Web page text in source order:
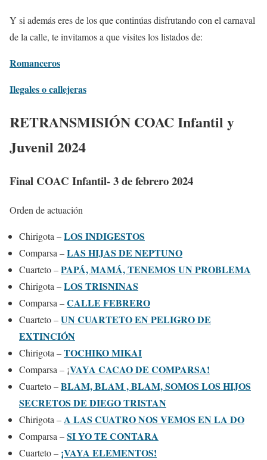
Y si además eres de los que continúas disfrutando con el carnaval
de la calle, te invitamos a que visites los listados de:
Romanceros
Ilegales o callejeras
RETRANSMISIÓN COAC Infantil y
Juvenil 2024
Final COAC Infantil- 3 de febrero 2024
Orden de actuación
Chirigota –LOS INDIGESTOS
Comparsa –LAS HIJAS DE NEPTUNO
Cuarteto –PAPÁ, MAMÁ, TENEMOS UN PROBLEMA
Chirigota –LOS TRISNINAS
Comparsa –CALLE FEBRERO
Cuarteto –UN CUARTETO EN PELIGRO DE
EXTINCIÓN
Chirigota –TOCHIKO MIKAI
Comparsa – ¡VAYA CACAO DE COMPARSA!
Cuarteto –BLAM, BLAM , BLAM, SOMOS LOS HIJOS
SECRETOS DE DIEGO TRISTAN
Chirigota – A LAS CUATRO NOS VEMOS EN LA DO
Comparsa –SI YO TE CONTARA
Cuarteto – ¡VAYA ELEMENTOS!